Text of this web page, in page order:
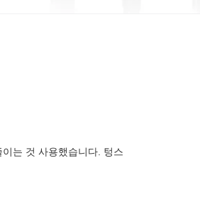
는 것 사용했습니다. 텅스